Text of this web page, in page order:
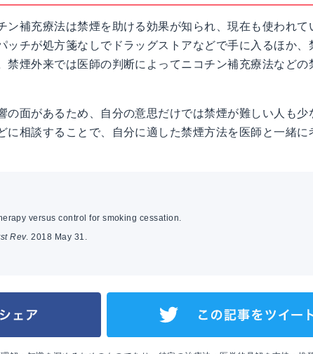
ン補充療法は禁煙を助ける効果が知られ、現在も使われて
ッチが処方箋なしでドラッグストアなどで手に入るほか、
禁煙外来では医師の判断によってニコチン補充療法などの
の面があるため、自分の意思だけでは禁煙が難しい人も少
に相談することで、自分に適した禁煙方法を医師と一緒に
versus control for smoking cessation.
Rev. 2018 May 31.